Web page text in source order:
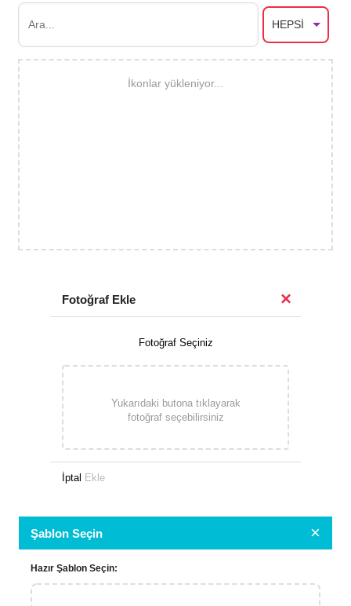
İkonlar yükleniyor...
Fotoğraf Ekle ×
Fotoğraf Seçiniz
Yukarıdaki butona tıklayarak
fotoğraf seçebilirsiniz
İptal Ekle
Şablon Seçin ×
Hazır Şablon Seçin: